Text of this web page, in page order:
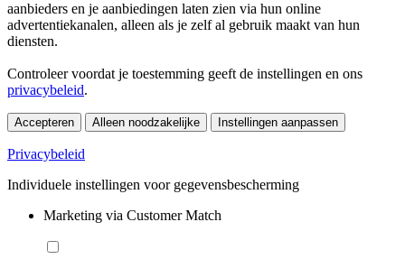
aanbieders en je aanbiedingen laten zien via hun online
advertentiekanalen, alleen als je zelf al gebruik maakt van hun
diensten.
Controleer voordat je toestemming geeft de instellingen en ons
privacybeleid.
Accepteren Alleen noodzakelijke Instellingen aanpassen
Privacybeleid
Individuele instellingen voor gegevensbescherming
Marketing via Customer Match